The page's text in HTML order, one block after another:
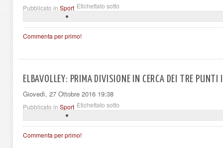
Pubblicato in Sport Etichettato sotto
Commenta per primo!
ELBAVOLLEY: PRIMA DIVISIONE IN CERCA DEI TRE PUNTI
Giovedì, 27 Ottobre 2016 19:38
Pubblicato in Sport Etichettato sotto
Commenta per primo!